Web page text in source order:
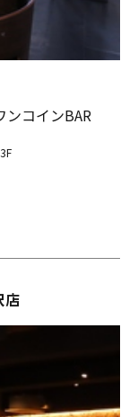
コインBAR
店